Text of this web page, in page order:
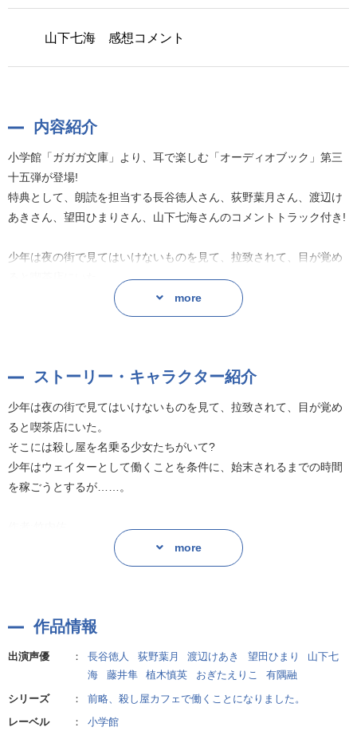
山下七海 感想コメント
内容紹介
小学館「ガガガ文庫」より、耳で楽しむ「オーディオブック」第三
十五弾が登場!
特典として、朗読を担当する長谷徳人さん、荻野葉月さん、渡辺け
あきさん、望田ひまりさん、山下七海さんのコメントトラック付き!
少年は夜の街で見てはいけないものを見て、拉致されて、目が覚め
そこには殺し屋を名乗る少女たちがいて?
少年はウェイターとして働くことを条件に、始末されるまでの時間
作者:竹内佑
more
ストーリー・キャラクター紹介
少年は夜の街で見てはいけないものを見て、拉致されて、目が覚め
ると喫茶店にいた。
そこには殺し屋を名乗る少女たちがいて?
少年はウェイターとして働くことを条件に、始末されるまでの時間
を稼ごうとするが……。
more
作品情報
出演声優 ： 長谷徳人 荻野葉月 渡辺けあき 望田ひまり
山下七
海
藤井隼 植木慎英 おぎたえりこ
有隅融
シリーズ
：
前略、殺し屋カフェで働くことになりました。
レーベル
：
小学館